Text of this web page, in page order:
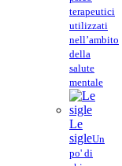
terapeutici
utilizzati
nell’ambito
della
salute
mentale
Le
sigleUn
po' di